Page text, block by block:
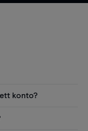
konto?